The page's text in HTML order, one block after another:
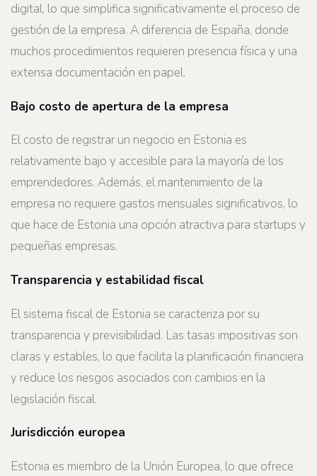
digital, lo que simplifica significativamente el proceso de
gestión de la empresa. A diferencia de España, donde
muchos procedimientos requieren presencia física y una
extensa documentación en papel.
Bajo costo de apertura de la empresa
El costo de registrar un negocio en Estonia es
relativamente bajo y accesible para la mayoría de los
emprendedores. Además, el mantenimiento de la
empresa no requiere gastos mensuales significativos, lo
que hace de Estonia una opción atractiva para startups y
pequeñas empresas.
Transparencia y estabilidad fiscal
El sistema fiscal de Estonia se caracteriza por su
transparencia y previsibilidad. Las tasas impositivas son
claras y estables, lo que facilita la planificación financiera
y reduce los riesgos asociados con cambios en la
legislación fiscal.
Jurisdicción europea
Estonia es miembro de la Unión Europea, lo que ofrece